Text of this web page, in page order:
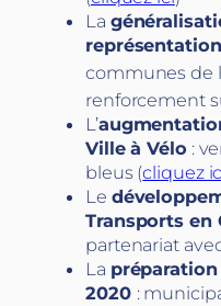
La
communes de
renforcement
L’
Ville à Vélo :
bleus (cliquez
Le
Transports en
partenariat
La
2020 :